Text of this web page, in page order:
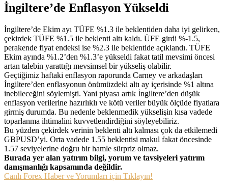
İngiltere’de Enflasyon Yükseldi
İngiltere’de Ekim ayı TÜFE %1.3 ile beklentiden daha iyi gelirken,
çekirdek TÜFE %1.5 ile beklenti altı kaldı. ÜFE girdi %-1.5,
perakende fiyat endeksi ise %2.3 ile beklentide açıklandı. TÜFE
Ekim ayında %1.2’den %1.3’e yükseldi fakat tatil mevsimi öncesi
artan talebin yarattığı mevsimsel bir yükseliş olabilir.
Geçtiğimiz haftaki enflasyon raporunda Carney ve arkadaşları
İngiltere’den enflasyonun önümüzdeki altı ay içerisinde %1 altına
inebileceğini söylemişti. Yani piyasa artık İngiltere’den düşük
enflasyon verilerine hazırlıklı ve kötü veriler büyük ölçüde fiyatlara
girmiş durumda. Bu nedenle beklenmedik yükselişin kısa vadede
toparlanma ihtimalini kuvvetlendirdiğini söyleyebiliriz.
Bu yüzden çekirdek verinin beklenti altı kalması çok da etkilemedi
GBPUSD’yi. Orta vadede 1.55 beklentisi makul fakat öncesinde
1.57 seviyelerine doğru bir hamle sürpriz olmaz.
Burada yer alan yatırım bilgi, yorum ve tavsiyeleri yatırım
danışmanlığı kapsamında değildir.
Canlı Forex Haber ve Yorumları için Tıklayın!